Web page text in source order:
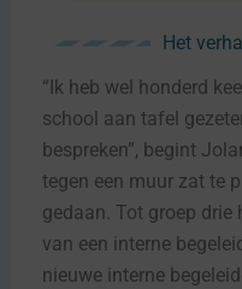
Het
“Ik heb wel honderd
school aan tafel
bespreken”, begint
tegen een muur zat te
gedaan. Tot groep drie
van een interne
nieuwe interne